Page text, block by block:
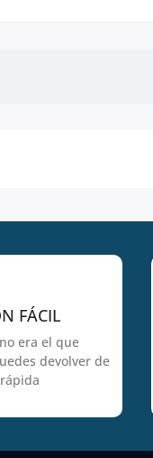
FÁCIL
era el que
devolver de